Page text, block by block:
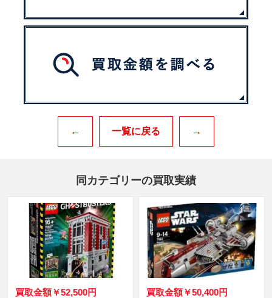
← 一覧に戻る →
同カテゴリーの買取実績
買取金額￥52,500円 買取金額￥50,400円